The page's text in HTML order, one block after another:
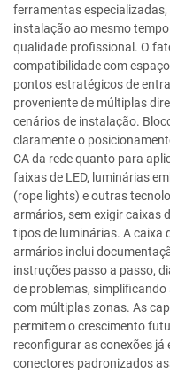
ferramentas
instalação ao mesmo
qualidade profissional. O
compatibilidade com
pontos estratégicos de
proveniente de múltiplas
cenários de instalação.
claramente o
CA da rede quanto para
faixas de LED, luminárias
(rope lights) e outras
armários, sem exigir caixas
tipos de luminárias. A caixa
armários inclui
instruções passo a passo,
de problemas,
com múltiplas zonas. As
permitem o crescimento
reconfigurar as conexões
conectores padronizados